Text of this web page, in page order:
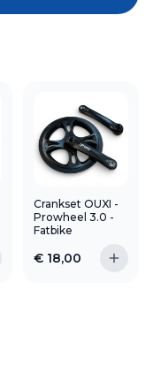
Crankset OUXI -
Prowheel 3.0 -
Fatbike
€ 18,00